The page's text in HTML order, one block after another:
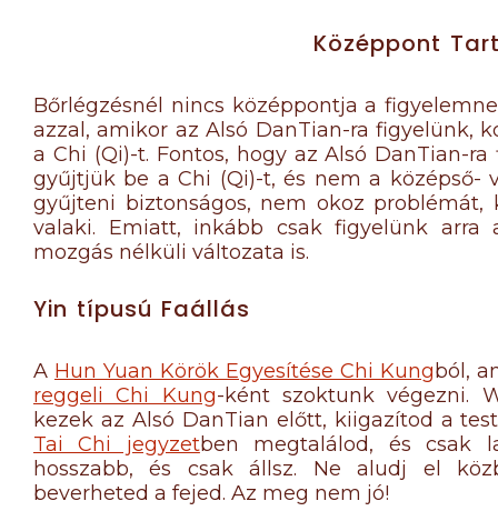
Középpont
Bőrlégzésnél nincs középpontja a
azzal, amikor az Alsó DanTian-ra figyelünk,
a Chi (Qi)-t. Fontos, hogy az Alsó DanTian-
gyűjtjük be a Chi (Qi)-t, és nem a középső-
gyűjteni biztonságos, nem okoz problémát,
valaki. Emiatt, inkább csak figyelünk
mozgás nélküli változata is.
Yin típusú Faállás
A Hun Yuan Körök Egyesítése Chi Kungból,
reggeli Chi Kung-ként szoktunk végezni.
kezek az Alsó DanTian előtt, kiigazítod a
Tai Chi jegyzetben megtalálod, és csak
hosszabb, és csak állsz. Ne aludj el
beverheted a fejed. Az meg nem jó!